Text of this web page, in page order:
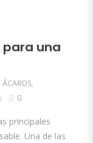
para una
ÁCAROS,
0
principales
Una de las